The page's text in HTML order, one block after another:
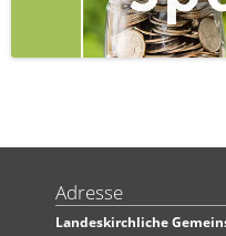
Adresse
Landeskirchliche